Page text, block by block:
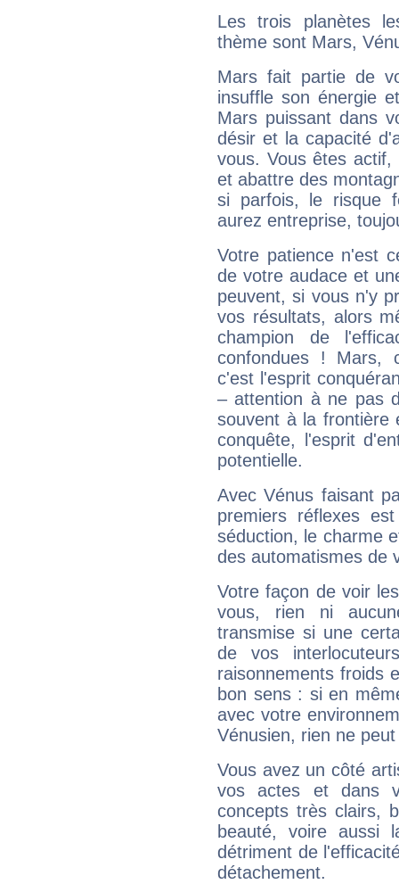
Les trois planètes
thème sont Mars,
Mars fait partie de
insuffle son énergie
Mars puissant dans
désir et la capacité
vous. Vous êtes
et abattre des
si parfois, le risque
aurez entreprise,
Votre patience n'est
de votre audace et
peuvent, si vous n'y
vos résultats, alors
champion de
confondues ! Mars,
c'est l'esprit
– attention à ne pas
souvent à la frontière
conquête, l'esprit
potentielle.
Avec Vénus faisant
premiers réflexes
séduction, le charme
des automatismes de
Votre façon de voir
vous, rien ni
transmise si une
de vos
raisonnements froids
bon sens : si en
avec votre
Vénusien, rien ne
Vous avez un côté
vos actes et dans
concepts très clairs,
beauté, voire aussi
détriment de
détachement.